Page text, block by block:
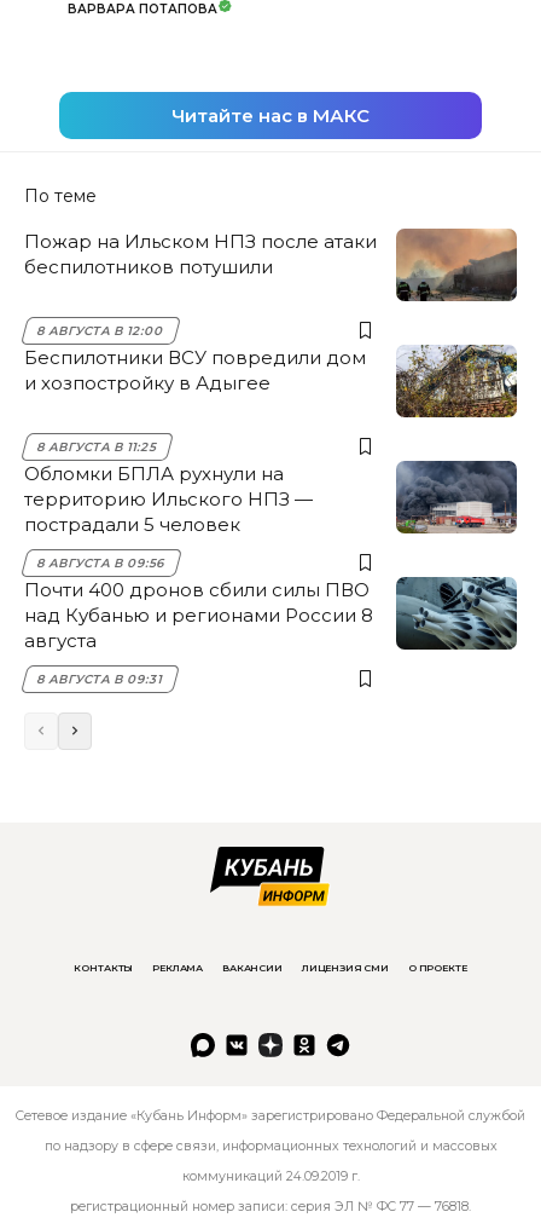
ВАРВАРА ПОТАПОВА
Читайте нас в МАКС
По теме
Пожар на Ильском НПЗ после атаки
беспилотников потушили
8 АВГУСТА В 12:00
Беспилотники ВСУ повредили дом
и хозпостройку в Адыгее
8 АВГУСТА В 11:25
Обломки БПЛА рухнули на
территорию Ильского НПЗ —
пострадали 5 человек
8 АВГУСТА В 09:56
Почти 400 дронов сбили силы ПВО
над Кубанью и регионами России 8
августа
8 АВГУСТА В 09:31
КОНТАКТЫ РЕКЛАМА ВАКАНСИИ ЛИЦЕНЗИЯ СМИ О ПРОЕКТЕ
Сетевое издание «Кубань Информ» зарегистрировано Федеральной службой
по надзору в сфере связи, информационных технологий и массовых
коммуникаций 24.09.2019 г.
регистрационный номер записи: серия ЭЛ № ФС 77 — 76818.